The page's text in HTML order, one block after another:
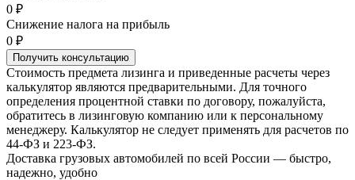
0 ₽
Снижение налога на прибыль
0 ₽
Получить консультацию
Стоимость предмета лизинга и приведенные расчеты через
калькулятор являются предварительными. Для точного
определения процентной ставки по договору, пожалуйста,
обратитесь в лизинговую компанию или к персональному
менеджеру. Калькулятор не следует применять для расчетов по
44-ФЗ и 223-ФЗ.
Доставка грузовых автомобилей по всей России — быстро,
надежно, удобно